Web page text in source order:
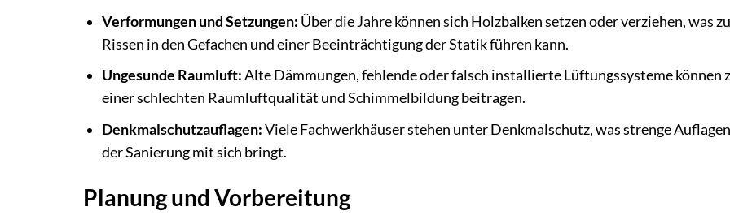
Verformungen und Setzungen: Über die Jahre können sich Holzbalken setzen oder verziehen, was zu
Rissen in den Gefachen und einer Beeinträchtigung der Statik führen kann.
Ungesunde Raumluft:Alte Dämmungen, fehlende oder falsch installierte Lüftungssysteme können
einer schlechten Raumluftqualität und Schimmelbildung beitragen.
Denkmalschutzauflagen:Viele Fachwerkhäuser stehen unter Denkmalschutz, was strenge
der Sanierung mit sich bringt.
Planung und Vorbereitung